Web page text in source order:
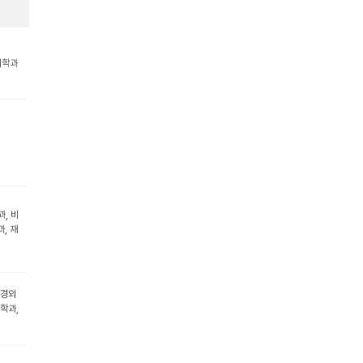
과
, 비
, 재
외
과,